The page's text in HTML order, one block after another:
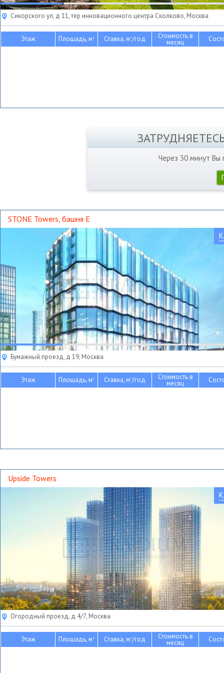
Сикорского ул, д 11, тер инновационного центра Сколково, Москва
Этаж Площадь, м2 Ставка, м2/год Стоимость в
месяц
Через 30 минут Вы
STONE Towers, башня Е
Бумажный проезд, д 19, Москва
Этаж Площадь, м2 Ставка, м2/год Стоимость в
месяц
Upside Towers
Огородный проезд, д 4/7, Москва
Этаж Площадь, м2 Ставка, м2/год Стоимость в
месяц